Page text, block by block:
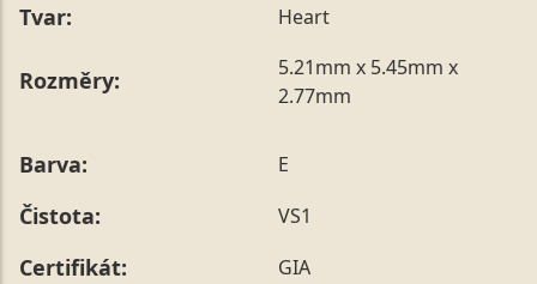
Tvar: Heart
Rozměry:
5.21mm x 5.45mm x
2.77mm
Barva: E
Čistota: VS1
Certifikát: GIA